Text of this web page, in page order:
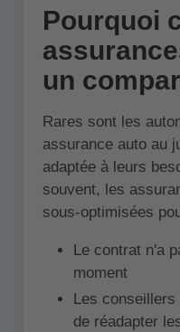
Pourquoi
un
Rares sont les
assurance auto au
adaptée à leurs
souvent, les
sous-optimisées
Le contrat n'a
moment
Les conseillers
de réadapter